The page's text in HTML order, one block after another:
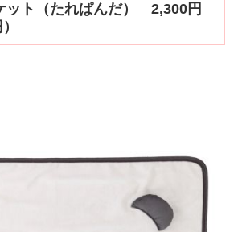
ット（たれぱんだ） 2,300円